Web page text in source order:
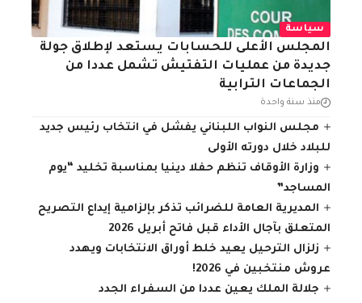
سياسة
المجلس الأعلى للحسابات يستعد لإطلاق جولة
جديدة من عمليات التفتيش تشمل عددا من
الجماعات الترابية
منذ سنة واحدة
مجلس النواب اللبناني يفشل في انتخاب رئيس جديد
للبلاد خلال دورته الأولى
وزارة الأوقاف تنظم حفلا دينيا بمناسبة تخليد “يوم
المساجد”
المديرية العامة للضرائب تذكر بإلزامية إيداع التصريح
المتعلق بآجال الأداء قبل فاتح أبريل 2026
زلزال الترحيل يعيد خلط أوراق الانتخابات ويهدد
عروش منتخبين في 2026!
جلالة الملك يعين عددا من السفراء الجدد